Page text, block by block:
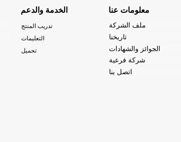
الخدمة والدعم
تدريب المنتج
التعليمات
تحميل
معلومات عنا
ملف الشركة
تاريخنا
الجوائز والشهادات
شركة فرعية
اتصل بنا